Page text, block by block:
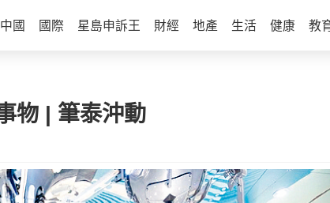
中國 國際 星島申訴王 財經 地產 生活 健康 教
物 | 筆泰沖動